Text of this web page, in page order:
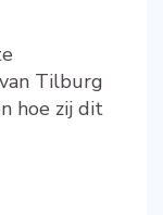
e
Tilburg
hoe zij dit